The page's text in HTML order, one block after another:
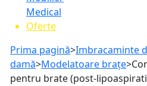
Medical
Oferte
Prima pagină>Imbracaminte
damă>Modelatoare brațe>
pentru brate (post-